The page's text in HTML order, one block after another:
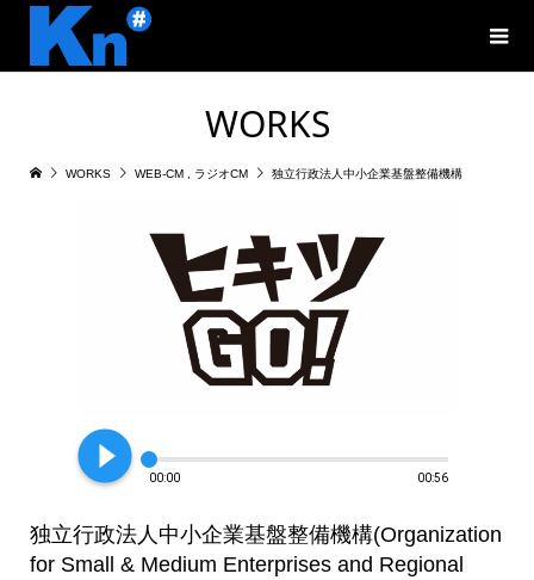
WORKS
WORKS WEB-CM ラジオCM 独立行政法人中小企業基盤整備機構
play_circle_filled 00:00 00:56
独立行政法人中小企業基盤整備機構(Organization
for Small & Medium Enterprises and Regional